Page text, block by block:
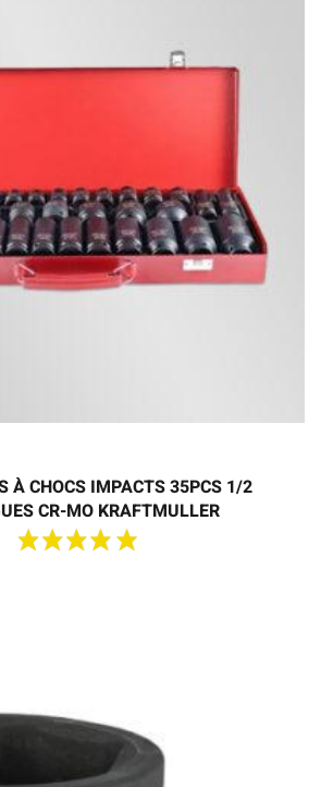
À CHOCS IMPACTS 35PCS 1/2
CR-MO KRAFTMULLER